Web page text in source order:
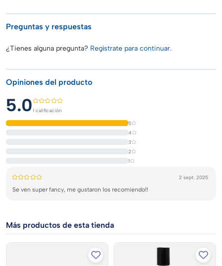
industriales
horizontal)
📦 El set incluye:
3 espejos rectangulares del mismo tamaño
Cantos pulidos de alta calidad
Listos para colgar (requiere herrajes según superficie)
Set de 3 espejos de 4mm rectangulares
Preguntas y respuestas
¿Tienes alguna pregunta? Regístrate para continuar.
Opiniones del producto
5.01 calificación
5
4
3
2
1
2 sept. 2025
Se ven super fancy, me gustaron los recomiendo!!
Más productos de esta tienda